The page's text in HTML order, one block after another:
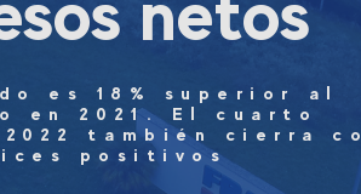
es 18% superior al
en 2021. El cuarto
también cierra
positivos